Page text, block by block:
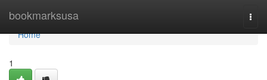
bookmarksusa
Home
Home
1